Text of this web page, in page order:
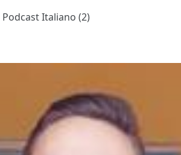
Podcast Italiano (2)